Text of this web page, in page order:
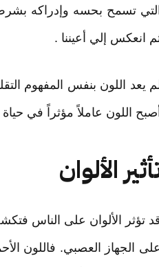
تسمح بحسه وإدراكه
انعكس إلي أعيننا .
يعد اللون بنفس المفهوم
اللون عاملاً مؤثراً في حياة
الألوان
تؤثر الألوان على الناس
على الجهاز العصبي. فاللون